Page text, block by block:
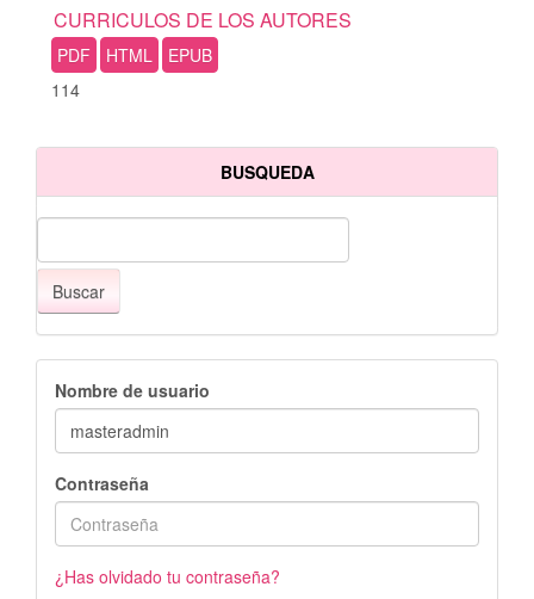
CURRICULOS DE LOS AUTORES
PDF HTML
EPUB
114
BUSQUEDA
Buscar
Nombre de usuario
Contraseña
¿Has olvidado tu contraseña?